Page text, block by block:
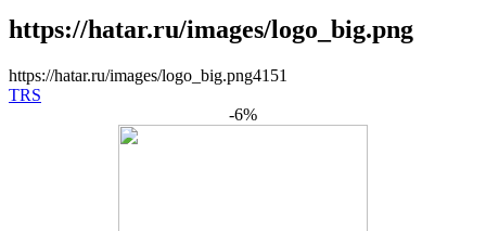
https://hatar.ru/images/logo_big.png
https://hatar.ru/images/logo_big.png41 51
TRS
-6%